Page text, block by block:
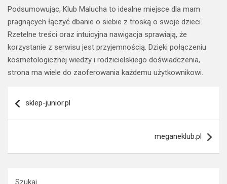
Podsumowując, Klub Malucha to idealne miejsce dla mam
pragnących łączyć dbanie o siebie z troską o swoje dzieci.
Rzetelne treści oraz intuicyjna nawigacja sprawiają, że
korzystanie z serwisu jest przyjemnością. Dzięki połączeniu
kosmetologicznej wiedzy i rodzicielskiego doświadczenia,
strona ma wiele do zaoferowania każdemu użytkownikowi.
wpisu
sklep-junior.pl
meganeklub.pl
Szukaj